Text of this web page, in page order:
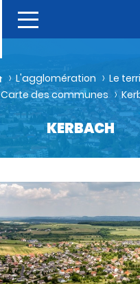
L'agglomération
Le
Carte des communes
KERBACH